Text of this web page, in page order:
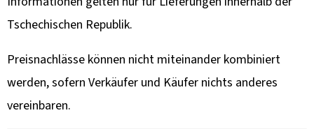
Tschechischen Republik.
Preisnachlässe können nicht miteinander kombiniert
werden, sofern Verkäufer und Käufer nichts anderes
vereinbaren.